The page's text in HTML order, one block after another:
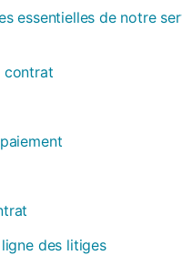
essentielles de notre
contrat
des litiges